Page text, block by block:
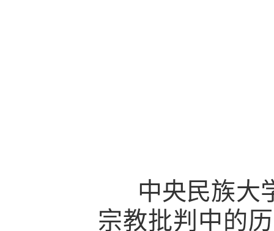
中央民族大
宗教批判中的